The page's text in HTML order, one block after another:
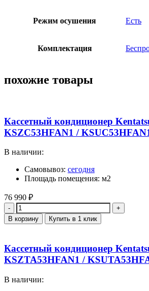
Режим осушения Есть
Комплектация
похожие товары
Кассетный кондиционер
KSZC53HFAN1 /
В наличии:
Самовывоз: сегодня
Площадь помещения: м2
76 990 ₽
Количество
В корзину Купить в 1 клик
Кассетный кондиционер
KSZTA53HFAN1 /
В наличии: